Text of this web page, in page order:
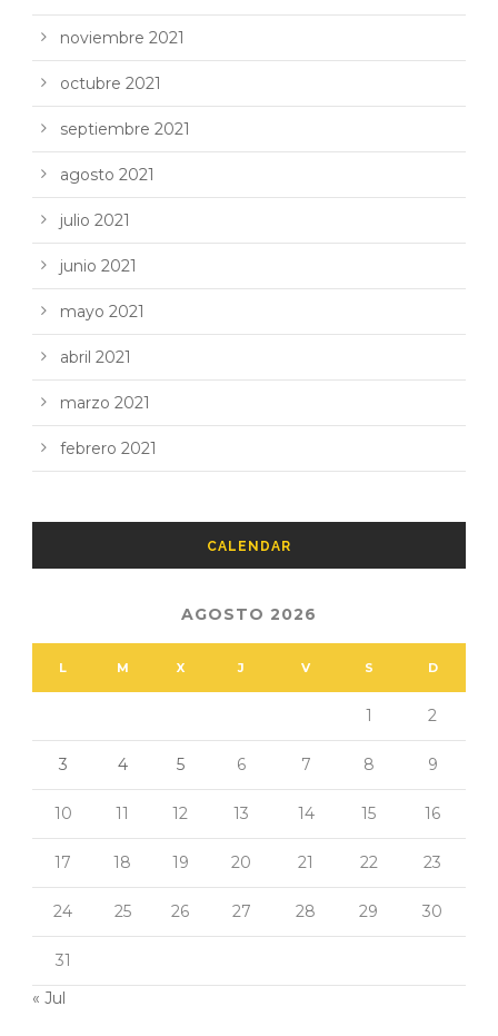
noviembre 2021
octubre 2021
septiembre 2021
agosto 2021
julio 2021
junio 2021
mayo 2021
abril 2021
marzo 2021
febrero 2021
CALENDAR
AGOSTO 2026
L M X J V S D
1 2
3 4 5 6 7 8 9
10 11 12 13 14 15 16
17 18 19 20 21 22 23
24 25 26 27 28 29 30
31
« Jul